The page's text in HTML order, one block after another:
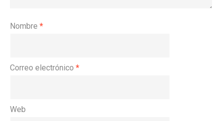
Nombre *
Correo electrónico *
Web